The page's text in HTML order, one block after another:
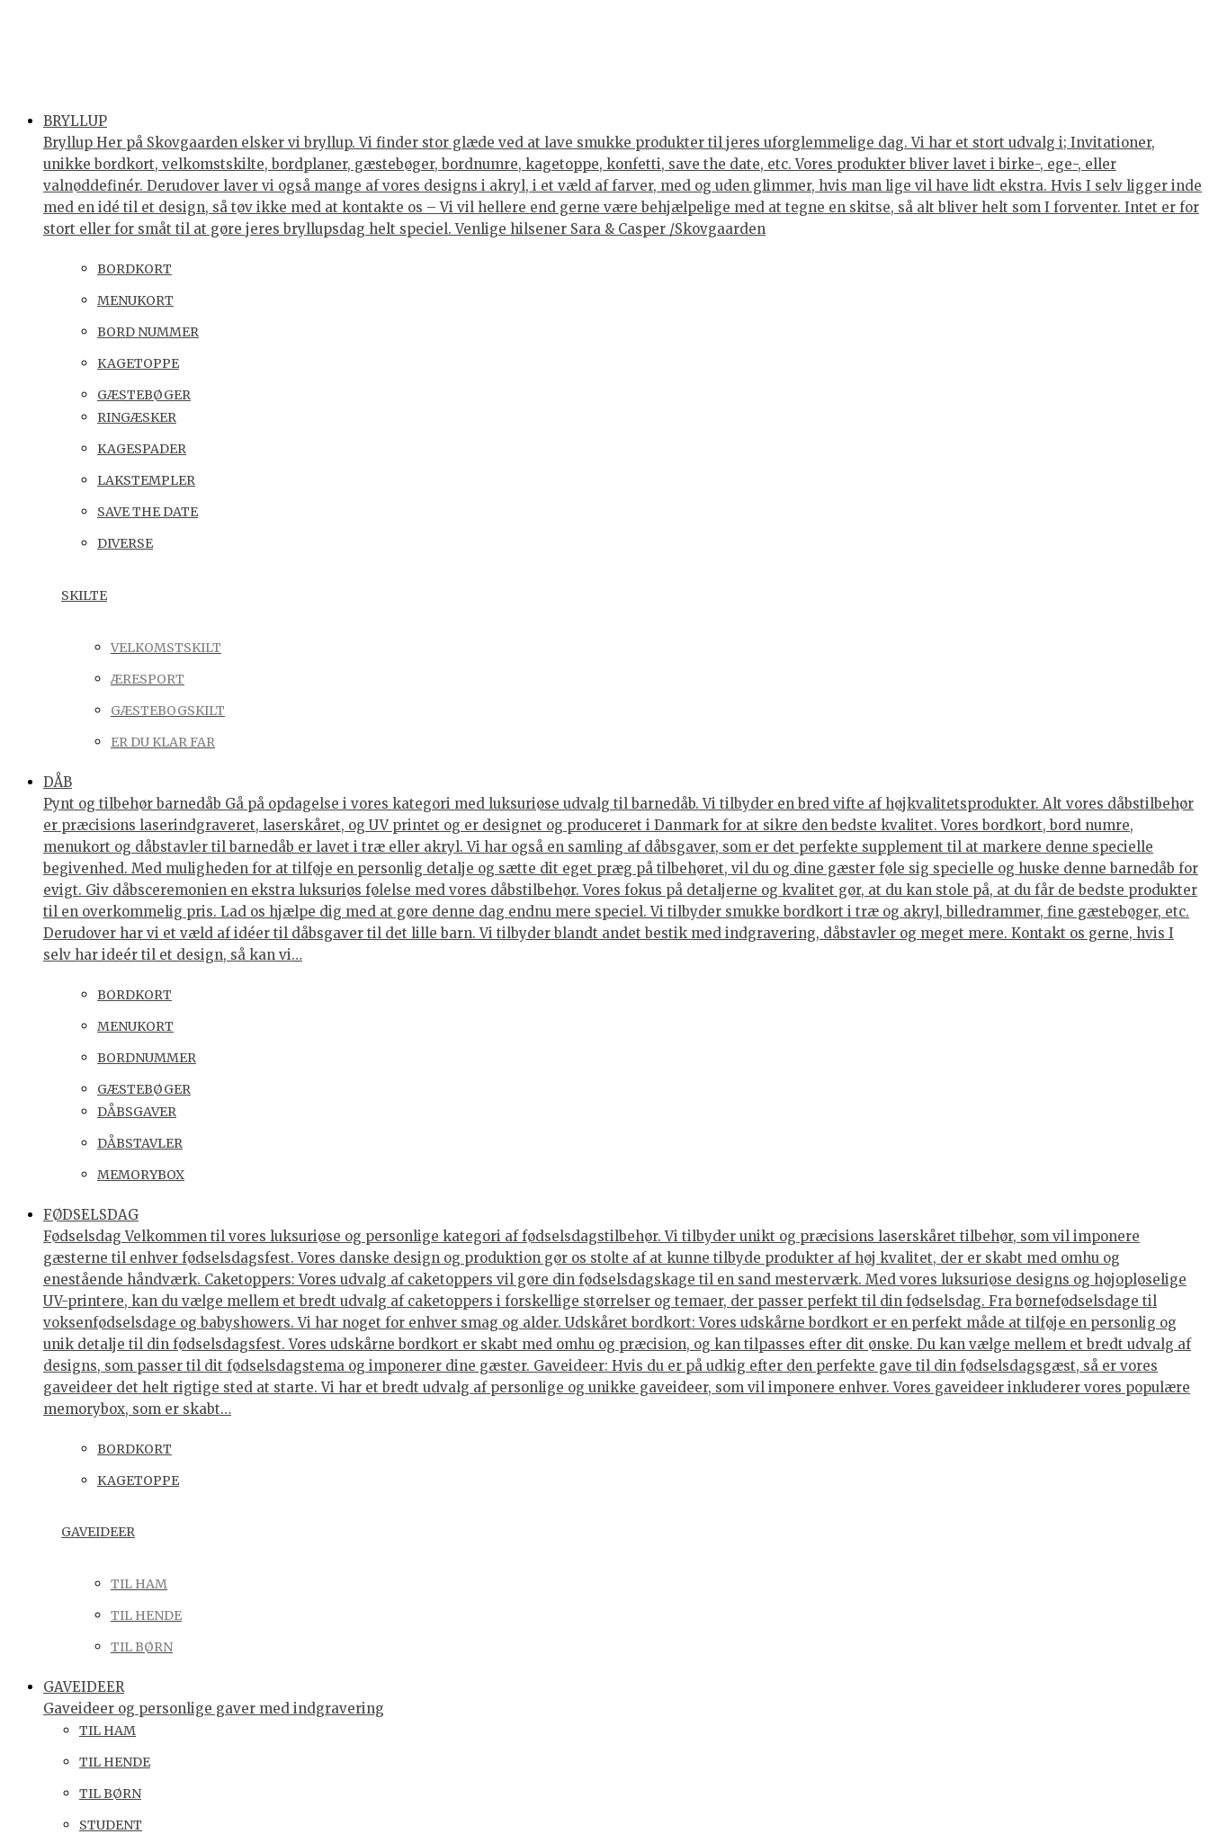
BRYLLUP
Bryllup Her på Skovgaarden elsker vi bryllup. Vi finder stor glæde ved at lave smukke produkter til jeres uforglemmelige dag. Vi har et stort udvalg i; Invitationer,
unikke bordkort, velkomstskilte, bordplaner, gæstebøger, bordnumre, kagetoppe, konfetti, save the date, etc. Vores produkter bliver lavet i birke-, ege-, eller
valnøddefinér. Derudover laver vi også mange af vores designs i akryl, i et væld af farver, med og uden glimmer, hvis man lige vil have lidt ekstra. Hvis I selv ligger inde
med en idé til et design, så tøv ikke med at kontakte os – Vi vil hellere end gerne være behjælpelige med at tegne en skitse, så alt bliver helt som I forventer. Intet er for
stort eller for småt til at gøre jeres bryllupsdag helt speciel. Venlige hilsener Sara & Casper /Skovgaarden
BORDKORT
MENUKORT
BORD NUMMER
KAGETOPPE
GÆSTEBØGER
RINGÆSKER
KAGESPADER
LAKSTEMPLER
SAVE THE DATE
DIVERSE
SKILTE
VELKOMSTSKILT
ÆRESPORT
GÆSTEBOGSKILT
ER DU KLAR FAR
DÅB
Pynt og tilbehør barnedåb Gå på opdagelse i vores kategori med luksuriøse udvalg til barnedåb. Vi tilbyder en bred vifte af højkvalitetsprodukter. Alt vores dåbstilbehør
er præcisions laserindgraveret, laserskåret, og UV printet og er designet og produceret i Danmark for at sikre den bedste kvalitet. Vores bordkort, bord numre,
menukort og dåbstavler til barnedåb er lavet i træ eller akryl. Vi har også en samling af dåbsgaver, som er det perfekte supplement til at markere denne specielle
begivenhed. Med muligheden for at tilføje en personlig detalje og sætte dit eget præg på tilbehøret, vil du og dine gæster føle sig specielle og huske denne barnedåb for
evigt. Giv dåbsceremonien en ekstra luksuriøs følelse med vores dåbstilbehør. Vores fokus på detaljerne og kvalitet gør, at du kan stole på, at du får de bedste produkter
til en overkommelig pris. Lad os hjælpe dig med at gøre denne dag endnu mere speciel. Vi tilbyder smukke bordkort i træ og akryl, billedrammer, fine gæstebøger, etc.
Derudover har vi et væld af idéer til dåbsgaver til det lille barn. Vi tilbyder blandt andet bestik med indgravering, dåbstavler og meget mere. Kontakt os gerne, hvis I
selv har ideér til et design, så kan vi…
BORDKORT
MENUKORT
BORDNUMMER
GÆSTEBØGER
DÅBSGAVER
DÅBSTAVLER
MEMORYBOX
FØDSELSDAG
Fødselsdag Velkommen til vores luksuriøse og personlige kategori af fødselsdagstilbehør. Vi tilbyder unikt og præcisions laserskåret tilbehør, som vil imponere
gæsterne til enhver fødselsdagsfest. Vores danske design og produktion gør os stolte af at kunne tilbyde produkter af høj kvalitet, der er skabt med omhu og
enestående håndværk. Caketoppers: Vores udvalg af caketoppers vil gøre din fødselsdagskage til en sand mesterværk. Med vores luksuriøse designs og højopløselige
UV-printere, kan du vælge mellem et bredt udvalg af caketoppers i forskellige størrelser og temaer, der passer perfekt til din fødselsdag. Fra børnefødselsdage til
voksenfødselsdage og babyshowers. Vi har noget for enhver smag og alder. Udskåret bordkort: Vores udskårne bordkort er en perfekt måde at tilføje en personlig og
unik detalje til din fødselsdagsfest. Vores udskårne bordkort er skabt med omhu og præcision, og kan tilpasses efter dit ønske. Du kan vælge mellem et bredt udvalg af
designs, som passer til dit fødselsdagstema og imponerer dine gæster. Gaveideer: Hvis du er på udkig efter den perfekte gave til din fødselsdagsgæst, så er vores
gaveideer det helt rigtige sted at starte. Vi har et bredt udvalg af personlige og unikke gaveideer, som vil imponere enhver. Vores gaveideer inkluderer vores populære
memorybox, som er skabt…
BORDKORT
KAGETOPPE
GAVEIDEER
TIL HAM
TIL HENDE
TIL BØRN
GAVEIDEER
Gaveideer og personlige gaver med indgravering
TIL HAM
TIL HENDE
TIL BØRN
STUDENT